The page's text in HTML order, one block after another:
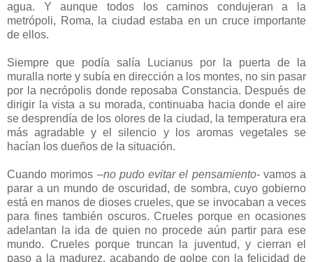
agua. Y aunque todos los caminos condujeran a la
metrópoli, Roma, la ciudad estaba en un cruce importante
de ellos.
Siempre que podía salía Lucianus por la puerta de la
muralla norte y subía en dirección a los montes, no sin pasar
por la necrópolis donde reposaba Constancia. Después de
dirigir la vista a su morada, continuaba hacia donde el aire
se desprendía de los olores de la ciudad, la temperatura era
más agradable y el silencio y los aromas vegetales se
hacían los dueños de la situación.
Cuando morimos –no pudo evitar el pensamiento- vamos a
parar a un mundo de oscuridad, de sombra, cuyo gobierno
está en manos de dioses crueles, que se invocaban a veces
para fines también oscuros. Crueles porque en ocasiones
adelantan la ida de quien no procede aún partir para ese
mundo. Crueles porque truncan la juventud, y cierran el
paso a la madurez, acabando de golpe con la felicidad de